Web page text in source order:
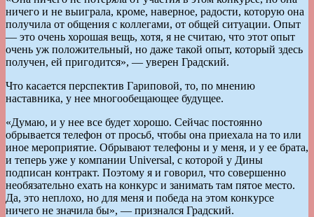
ничего и не выиграла, кроме, наверное, радости, которую она
получила от общения с коллегами, от общей ситуации. Опыт
— это очень хорошая вещь, хотя, я не считаю, что этот опыт
очень уж положительный, но даже такой опыт, который здесь
получен, ей пригодится», — уверен Градский.
Что касается перспектив Гариповой, то, по мнению
наставника, у нее многообещающее будущее.
«Думаю, и у нее все будет хорошо. Сейчас постоянно
обрывается телефон от просьб, чтобы она приехала на то или
иное мероприятие. Обрывают телефоны и у меня, и у ее брата,
и теперь уже у компании Universal, с которой у Дины
подписан контракт. Поэтому я и говорил, что совершенно
необязательно ехать на конкурс и занимать там пятое место.
Да, это неплохо, но для меня и победа на этом конкурсе
ничего не значила бы», — признался Градский.